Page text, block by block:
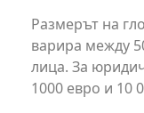
Размерът на
варира между
лица. За
1000 евро и 10